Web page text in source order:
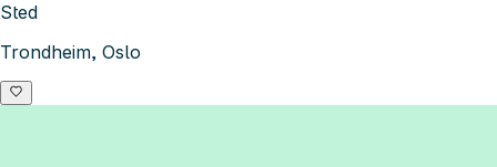
Sted
Trondheim, Oslo